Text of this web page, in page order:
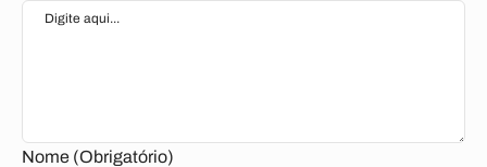
Nome (Obrigatório)